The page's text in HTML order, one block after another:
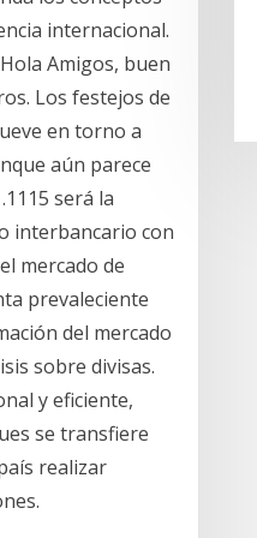
internacional.
Amigos, buen
Los festejos de
en torno a
aún parece
será la
interbancario con
mercado de
prevaleciente
del mercado
sobre divisas.
y eficiente,
se transfiere
realizar